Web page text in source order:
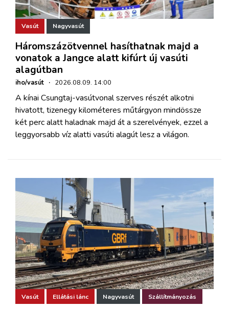
Vasút Nagyvasút
Háromszázötvennel hasíthatnak majd a
vonatok a Jangce alatt kifúrt új vasúti
alagútban
iho/vasút · 2026.08.09. 14:00
A kínai Csungtaj-vasútvonal szerves részét alkotni
hivatott, tizenegy kilométeres műtárgyon mindössze
két perc alatt haladnak majd át a szerelvények, ezzel a
leggyorsabb víz alatti vasúti alagút lesz a világon.
Vasút Ellátási lánc Nagyvasút Szállítmányozás